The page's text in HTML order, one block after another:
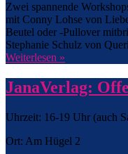
Zwei spannende
mit Conny Lohse von
Beutel oder -Pullover
Stephanie Schulz von
Weiterlesen »
JanaVerlag:
Uhrzeit: 16-19 Uhr (auch
Ort: Am Hügel 2